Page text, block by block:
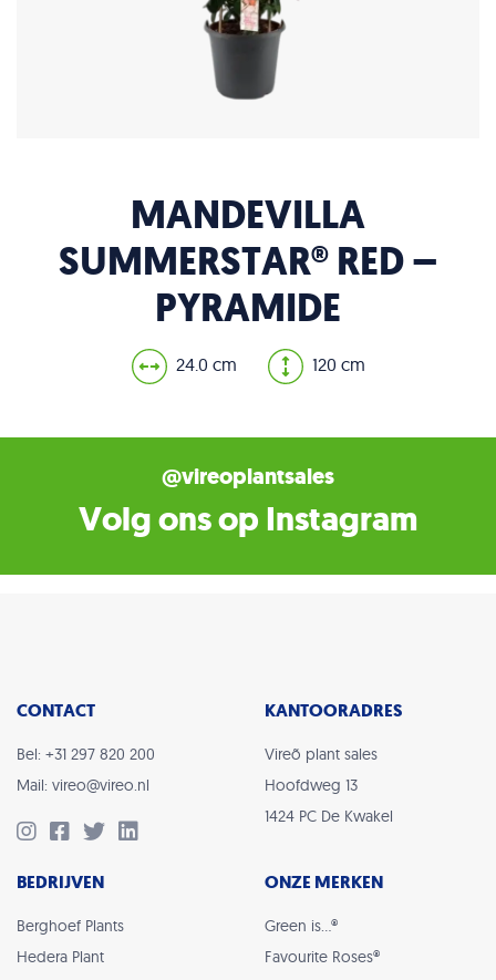
MANDEVILLA
SUMMERSTAR® RED –
PYRAMIDE
24.0 cm 120 cm
@vireoplantsales
Volg ons op Instagram
CONTACT
Bel: +31 297 820 200
Mail: vireo@vireo.nl
KANTOORADRES
Vireõ plant sales
Hoofdweg 13
1424 PC De Kwakel
BEDRIJVEN
Berghoef Plants
Hedera Plant
ONZE MERKEN
Green is…®
Favourite Roses®